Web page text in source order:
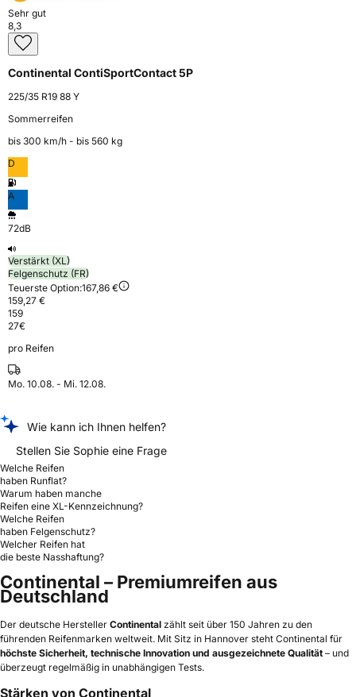
Sehr gut
8,3
Continental ContiSportContact 5P
225/35 R19 88 Y
Sommerreifen
bis 300 km⁠/⁠h - bis 560 kg
D
A
72dB
Verstärkt (XL)
Felgenschutz (FR)
Teuerste Option:167,86 €
159,27 €
159
27€
pro Reifen
Mo. 10.08. - Mi. 12.08.
Wie kann ich Ihnen helfen?
Stellen Sie Sophie eine Frage
Welche Reifen
haben Runflat?
Warum haben manche
Reifen eine XL-Kennzeichnung?
Welche Reifen
haben Felgenschutz?
Welcher Reifen hat
die beste Nasshaftung?
Continental – Premiumreifen aus
Deutschland
Der deutsche Hersteller Continental zählt seit über 150 Jahren zu den
führenden Reifenmarken weltweit. Mit Sitz in Hannover steht Continental für
höchste Sicherheit, technische Innovation und ausgezeichnete Qualität – und
überzeugt regelmäßig in unabhängigen Tests.
Stärken von Continental